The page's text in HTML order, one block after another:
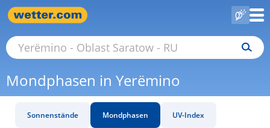
Mondphasen in Yerëmino
Sonnenstände Mondphasen UV-Index